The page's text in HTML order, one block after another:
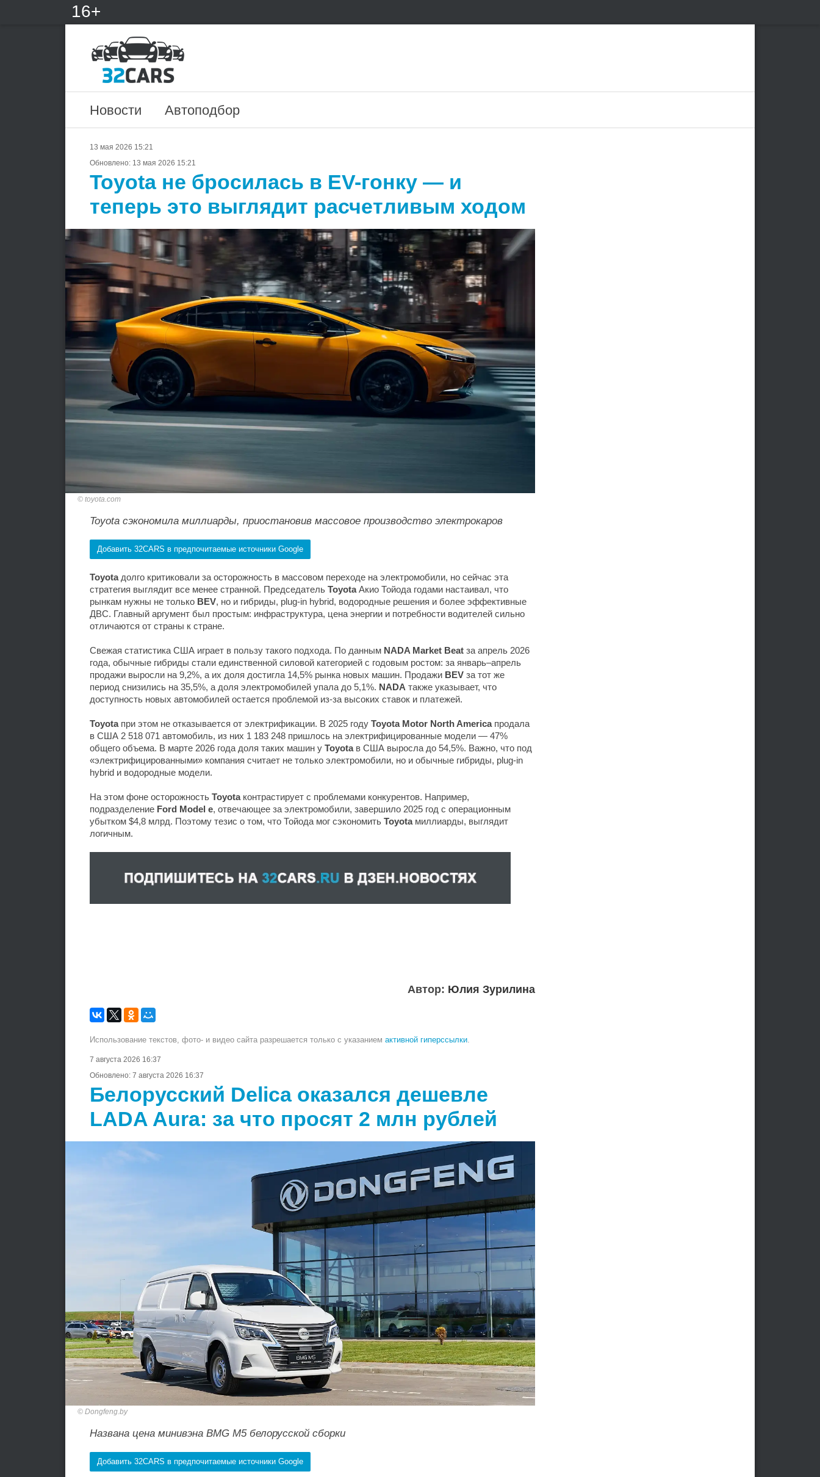
16+
Новости Автоподбор
13 мая 2026 15:21
Обновлено: 13 мая 2026 15:21
Toyota не бросилась в EV-гонку — и
теперь это выглядит расчетливым ходом
toyota.com
Toyota сэкономила миллиарды, приостановив массовое производство электрокаров
Добавить 32CARS в предпочитаемые источники Google
Toyotaдолго критиковали за осторожность в массовом переходе на электромобили, но сейчас эта
стратегия выглядит все менее странной. Председатель ToyotaАкио Тойода годами настаивал, что
рынкам нужны не только BEV, но и гибриды, plug-in hybrid, водородные решения и более эффективные
ДВС. Главный аргумент был простым: инфраструктура, цена энергии и потребности водителей сильно
отличаются от страны к стране.
Свежая статистика США играет в пользу такого подхода. По данным NADA Market Beat за апрель 2026
года, обычные гибриды стали единственной силовой категорией с годовым ростом: за январь–апрель
продажи выросли на 9,2%, а их доля достигла 14,5% рынка новых машин. Продажи BEV за тот же
период снизились на 35,5%, а доля электромобилей упала до 5,1%. NADA также указывает, что
доступность новых автомобилей остается проблемой из-за высоких ставок и платежей.
Toyotaпри этом не отказывается от электрификации. В 2025 году Toyota Motor North Americaпродала
в США 2 518 071 автомобиль, из них 1 183 248 пришлось на электрифицированные модели — 47%
общего объема. В марте 2026 года доля таких машин у Toyotaв США выросла до 54,5%. Важно, что под
«электрифицированными» компания считает не только электромобили, но и обычные гибриды, plug-in
hybrid и водородные модели.
На этом фоне осторожность Toyotaконтрастирует с проблемами конкурентов. Например,
подразделение Ford Model e, отвечающее за электромобили, завершило 2025 год с операционным
убытком $4,8 млрд. Поэтому тезис о том, что Тойода мог сэкономить Toyotaмиллиарды, выглядит
логичным.
Автор: Юлия Зурилина
Использование текстов, фото- и видео сайта разрешается только с указанием активной гиперссылки.
7 августа 2026 16:37
Обновлено: 7 августа 2026 16:37
Белорусский Delica оказался дешевле
LADA Aura: за что просят 2 млн рублей
Dongfeng.by
Названа цена минивэна BMG M5 белорусской сборки
Добавить 32CARS в предпочитаемые источники Google